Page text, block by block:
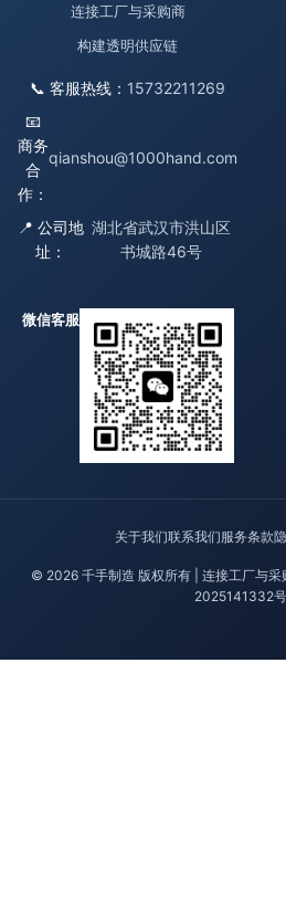
连接工厂与采购商
构建透明供应链
📞 客服热线： 15732211269
📧
商务
合
作：
qianshou@1000hand.com
📍 公司地
址：
湖北省武汉市洪山区
书城路46号
微信客服
关于我们联系我们服务条款
© 2026 千手制造 版权所有 | 连接工厂与采
2025141332